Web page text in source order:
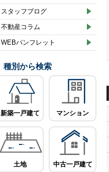
スタッフブログ
不動産コラム
WEBパンフレット
種別から検索
新築一戸建て マンション
土地 中古一戸建て